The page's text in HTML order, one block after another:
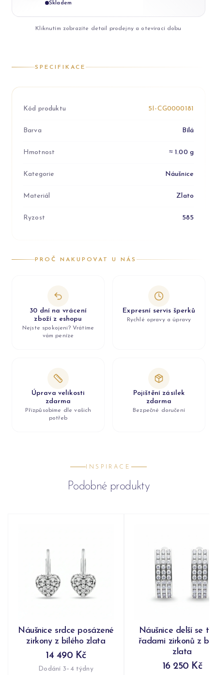
Skladem
Kliknutím zobrazíte detail prodejny a otevírací dobu
SPECIFIKACE
Kód produktu 5I-CG0000181
Barva Bílá
Hmotnost ≈ 1.00 g
Kategorie Náušnice
Materiál Zlato
Ryzost 585
PROČ NAKUPOVAT U NÁS
30 dní na vrácení
zboží z eshopu
Nejste spokojeni? Vrátíme
vám peníze
Expresní servis šperků
Rychlé opravy a úpravy
Úprava velikosti
zdarma
Přizpůsobíme dle vašich
potřeb
Pojištění zásilek
zdarma
Bezpečné doručení
INSPIRACE
Podobné produkty
Náušnice srdce posázené
zirkony z bílého zlata
14 490 Kč
Dodání 3–4 týdny
Náušnice delší se
řadami zirkonů z
zlata
16 250 Kč